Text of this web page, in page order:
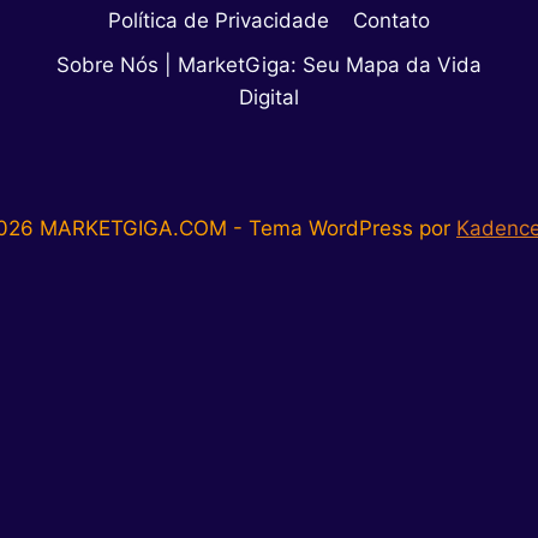
Política de Privacidade
Contato
Sobre Nós | MarketGiga: Seu Mapa da Vida
Digital
MARKETGIGA.COM - Tema WordPress por